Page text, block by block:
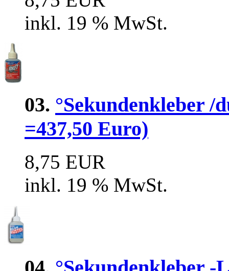
inkl. 19 % MwSt.
03. °Sekundenkleber /
=437,50 Euro)
8,75 EUR
inkl. 19 % MwSt.